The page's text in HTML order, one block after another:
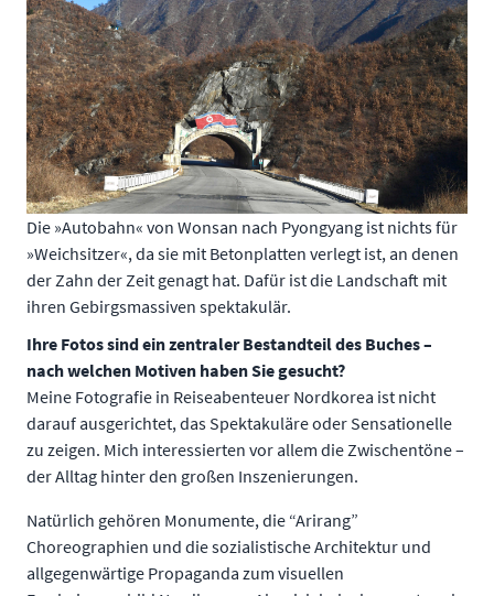
Die »Autobahn« von Wonsan nach Pyongyang ist nichts für
»Weichsitzer«, da sie mit Betonplatten verlegt ist, an denen
der Zahn der Zeit genagt hat. Dafür ist die Landschaft mit
ihren Gebirgsmassiven spektakulär.
Ihre Fotos sind ein zentraler Bestandteil des Buches –
nach welchen Motiven haben Sie gesucht?
Meine Fotografie in Reiseabenteuer Nordkorea ist nicht
darauf ausgerichtet, das Spektakuläre oder Sensationelle
zu zeigen. Mich interessierten vor allem die Zwischentöne –
der Alltag hinter den großen Inszenierungen.
Natürlich gehören Monumente, die “Arirang”
Choreographien und die sozialistische Architektur und
allgegenwärtige Propaganda zum visuellen